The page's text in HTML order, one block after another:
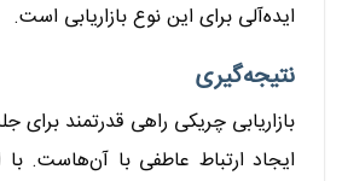
ایده‌آلی برای این نوع بازاریابی است.
نتیجه‌گیری
بازاریابی چریکی راهی قدرتمند
ایجاد ارتباط عاطفی با آن‌هاست. با